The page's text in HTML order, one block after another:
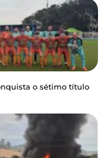
o sétimo título